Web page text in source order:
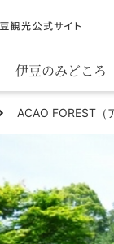
伊豆のみどころ
みる
あじわう
ACAO FOREST（